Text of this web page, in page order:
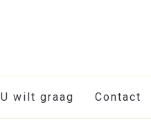
U wilt graag Contact